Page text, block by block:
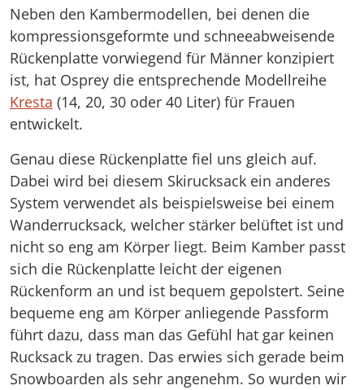
Neben den Kambermodellen, bei denen die
kompressionsgeformte und schneeabweisende
Rückenplatte vorwiegend für Männer konzipiert
ist, hat Osprey die entsprechende Modellreihe
Kresta (14, 20, 30 oder 40 Liter) für Frauen
entwickelt.
Genau diese Rückenplatte fiel uns gleich auf.
Dabei wird bei diesem Skirucksack ein anderes
System verwendet als beispielsweise bei einem
Wanderrucksack, welcher stärker belüftet ist und
nicht so eng am Körper liegt. Beim Kamber passt
sich die Rückenplatte leicht der eigenen
Rückenform an und ist bequem gepolstert. Seine
bequeme eng am Körper anliegende Passform
führt dazu, dass man das Gefühl hat gar keinen
Rucksack zu tragen. Das erwies sich gerade beim
Snowboarden als sehr angenehm. So wurden wir